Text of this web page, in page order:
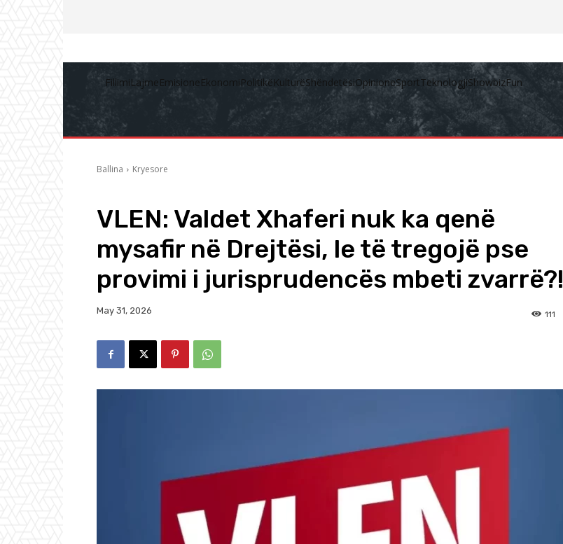
FillimiLajmeEmisioneEkonomiPolitikëKulturëShëndetësiOpinioneSportTeknologjiShowbizFun
Ballina Kryesore
VLEN: Valdet Xhaferi nuk ka qenë
mysafir në Drejtësi, le të tregojë pse
provimi i jurisprudencës mbeti zvarrë?!
May 31, 2026 111